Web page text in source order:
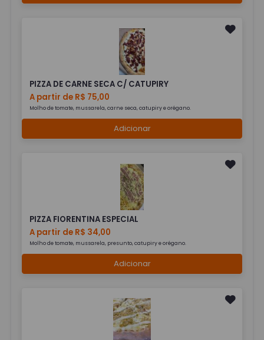
PIZZA DE CARNE SECA C/ CATUPIRY
A partir de R$ 75,00
Molho de tomate, mussarela, carne seca, catupiry e orégano.
Adicionar
PIZZA FIORENTINA ESPECIAL
A partir de R$ 34,00
Molho de tomate, mussarela, presunto, catupiry e orégano.
Adicionar